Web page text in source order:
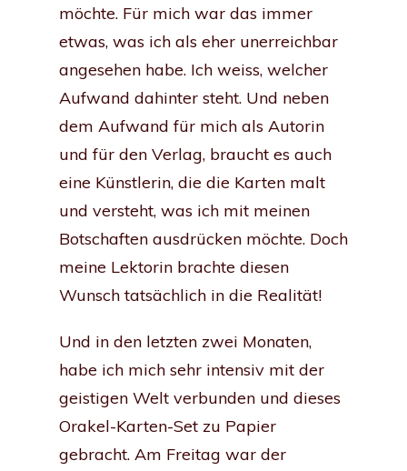
möchte. Für mich war das immer
etwas, was ich als eher unerreichbar
angesehen habe. Ich weiss, welcher
Aufwand dahinter steht. Und neben
dem Aufwand für mich als Autorin
und für den Verlag, braucht es auch
eine Künstlerin, die die Karten malt
und versteht, was ich mit meinen
Botschaften ausdrücken möchte. Doch
meine Lektorin brachte diesen
Wunsch tatsächlich in die Realität!
Und in den letzten zwei Monaten,
habe ich mich sehr intensiv mit der
geistigen Welt verbunden und dieses
Orakel-Karten-Set zu Papier
gebracht. Am Freitag war der